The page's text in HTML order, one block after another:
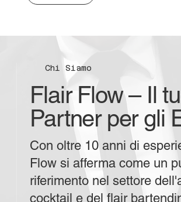
Chi Siamo
Flair Flow – Il
Partner per gli
Con oltre 10 anni di
Flow si afferma come un
riferimento nel settore
cocktail e del flair